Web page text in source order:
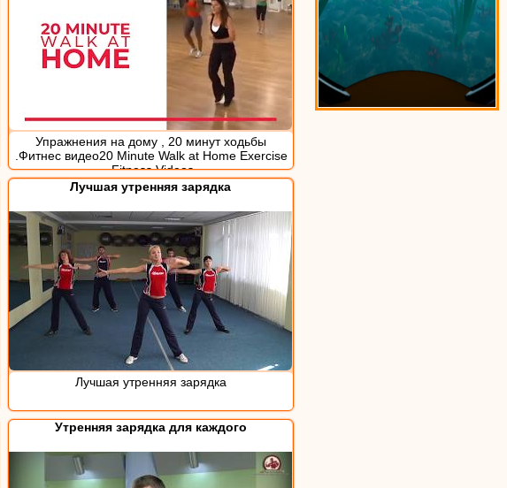
Упражнения на дому , 20 минут ходьбы
.Фитнес видео20 Minute Walk at Home Exercise
.Fitness Videos
Лучшая утренняя зарядка
Лучшая утренняя зарядка
Утренняя зарядка для каждого